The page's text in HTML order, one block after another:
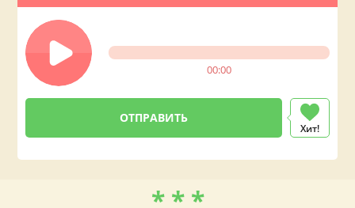
00:00
Хит!
* * *